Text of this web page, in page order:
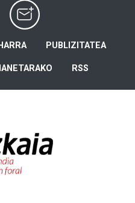
PUBLIZITATEA
RSS